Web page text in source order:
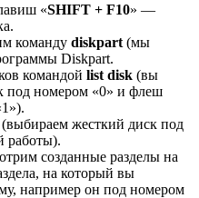
«SHIFT + F10» —
команду diskpart (мы
Diskpart.
командой list disk (вы
под номером «0» и флеш
(выбираем жесткий диск под
работы).
созданные разделы на
на который вы
например он под номером